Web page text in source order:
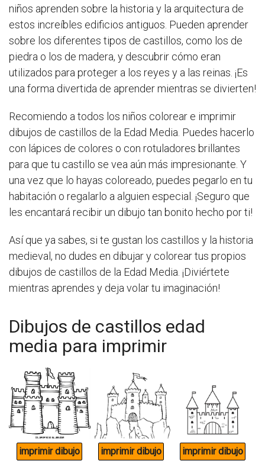
niños aprenden sobre la historia y la arquitectura de
estos increíbles edificios antiguos. Pueden aprender
sobre los diferentes tipos de castillos, como los de
piedra o los de madera, y descubrir cómo eran
utilizados para proteger a los reyes y a las reinas. ¡Es
una forma divertida de aprender mientras se divierten!
Recomiendo a todos los niños colorear e imprimir
dibujos de castillos de la Edad Media. Puedes hacerlo
con lápices de colores o con rotuladores brillantes
para que tu castillo se vea aún más impresionante. Y
una vez que lo hayas coloreado, puedes pegarlo en tu
habitación o regalarlo a alguien especial. ¡Seguro que
les encantará recibir un dibujo tan bonito hecho por ti!
Así que ya sabes, si te gustan los castillos y la historia
medieval, no dudes en dibujar y colorear tus propios
dibujos de castillos de la Edad Media. ¡Diviértete
mientras aprendes y deja volar tu imaginación!
Dibujos de castillos edad
media para imprimir